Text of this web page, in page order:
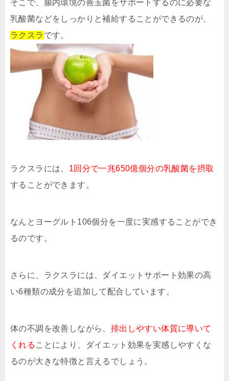
そこで、腸内環境の善玉菌をサポートするのに必要な
乳酸菌などをしっかりと補給することができるのが、
ラクスラ です。
ラクスラには、 1回分で一兆650億個分の乳酸菌を摂取
することができます。
なんとヨーグルト106個分を一度に実感することができ
るのです。
さらに、ラクスラには、ダイエットサポート効果の高
い6種類の成分を追加して配合しています。
体の不調を改善しながら、 排出しやすい体質に導いて
くれる ことにより、ダイエット効果を実感しやすくな
るのが大きな特徴と言えるでしょう。